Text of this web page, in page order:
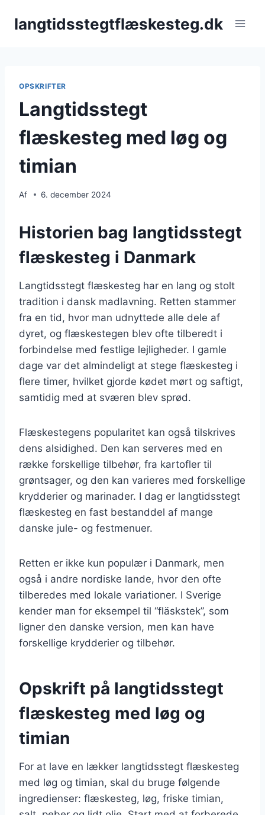
langtidsstegtflæskesteg.dk
OPSKRIFTER
Langtidsstegt
flæskesteg med løg og
timian
Af 6. december 2024
Historien bag langtidsstegt
flæskesteg i Danmark
Langtidsstegt flæskesteg har en lang og stolt
tradition i dansk madlavning. Retten stammer
fra en tid, hvor man udnyttede alle dele af
dyret, og flæskestegen blev ofte tilberedt i
forbindelse med festlige lejligheder. I gamle
dage var det almindeligt at stege flæskesteg i
flere timer, hvilket gjorde kødet mørt og saftigt,
samtidig med at sværen blev sprød.
Flæskestegens popularitet kan også tilskrives
dens alsidighed. Den kan serveres med en
række forskellige tilbehør, fra kartofler til
grøntsager, og den kan varieres med forskellige
krydderier og marinader. I dag er langtidsstegt
flæskesteg en fast bestanddel af mange
danske jule- og festmenuer.
Retten er ikke kun populær i Danmark, men
også i andre nordiske lande, hvor den ofte
tilberedes med lokale variationer. I Sverige
kender man for eksempel til “fläskstek”, som
ligner den danske version, men kan have
forskellige krydderier og tilbehør.
Opskrift på langtidsstegt
flæskesteg med løg og
timian
For at lave en lækker langtidsstegt flæskesteg
med løg og timian, skal du bruge følgende
ingredienser: flæskesteg, løg, friske timian,